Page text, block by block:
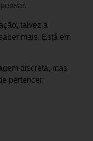
talvez a
mais. Está em
discreta, mas
pertencer.